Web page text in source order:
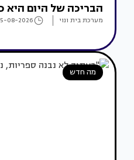
הבריכה של היום היא
מערכת בית ונוי 08-2026
מה חדש